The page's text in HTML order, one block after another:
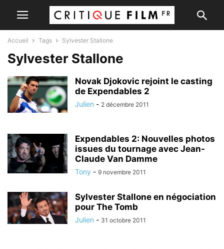
Accueil Tags Sylvester Stallone
Sylvester Stallone
Novak Djokovic rejoint le casting
de Expendables 2
Julien - 2 décembre 2011
Expendables 2: Nouvelles photos
issues du tournage avec Jean-
Claude Van Damme
Tony - 9 novembre 2011
Sylvester Stallone en négociation
pour The Tomb
Julien - 31 octobre 2011